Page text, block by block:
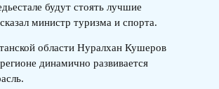
будут стоять лучшие
министр туризма и спорта.
области Нуралхан Кушеров
динамично развивается